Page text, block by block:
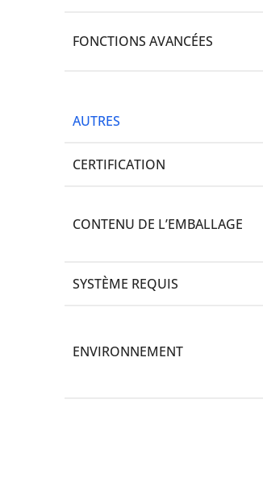
FONCTIONS AVANCÉES
AUTRES
CERTIFICATION
CONTENU DE L’EMBALLAGE
SYSTÈME REQUIS
ENVIRONNEMENT